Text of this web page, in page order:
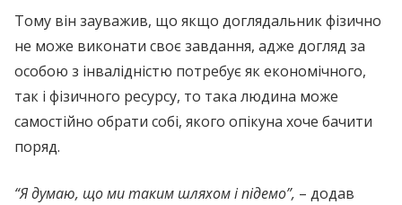
Тому він зауважив, що якщо доглядальник фізично
не може виконати своє завдання, адже догляд за
особою з інвалідністю потребує як економічного,
так і фізичного ресурсу, то така людина може
самостійно обрати собі, якого опікуна хоче бачити
поряд.
“Я думаю, що ми таким шляхом і підемо”, – додав